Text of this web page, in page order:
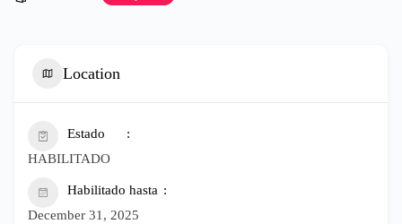
Location
Estado
HABILITADO
Habilitado hasta
December 31, 2025